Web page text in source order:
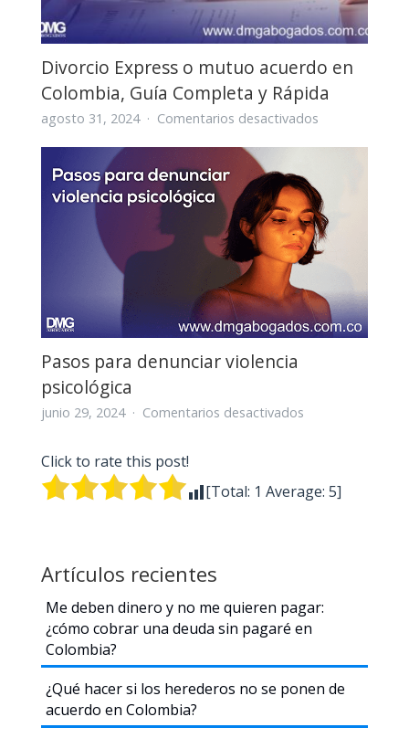
dónde
acudir?
Divorcio Express o mutuo acuerdo en
Colombia, Guía Completa y Rápida
agosto 31, 2024 Comentarios desactivadosen
mutuo
acuerdo
en
Colombia,
Completa
y
Rápida
Pasos para denunciar violencia
psicológica
junio 29, 2024 Comentarios desactivadosen
violencia
Click to rate this post!
[Total: 1 Average: 5]
Artículos recientes
Me deben dinero y no me quieren pagar:
¿cómo cobrar una deuda sin pagaré en
Colombia?
¿Qué hacer si los herederos no se ponen de
acuerdo en Colombia?